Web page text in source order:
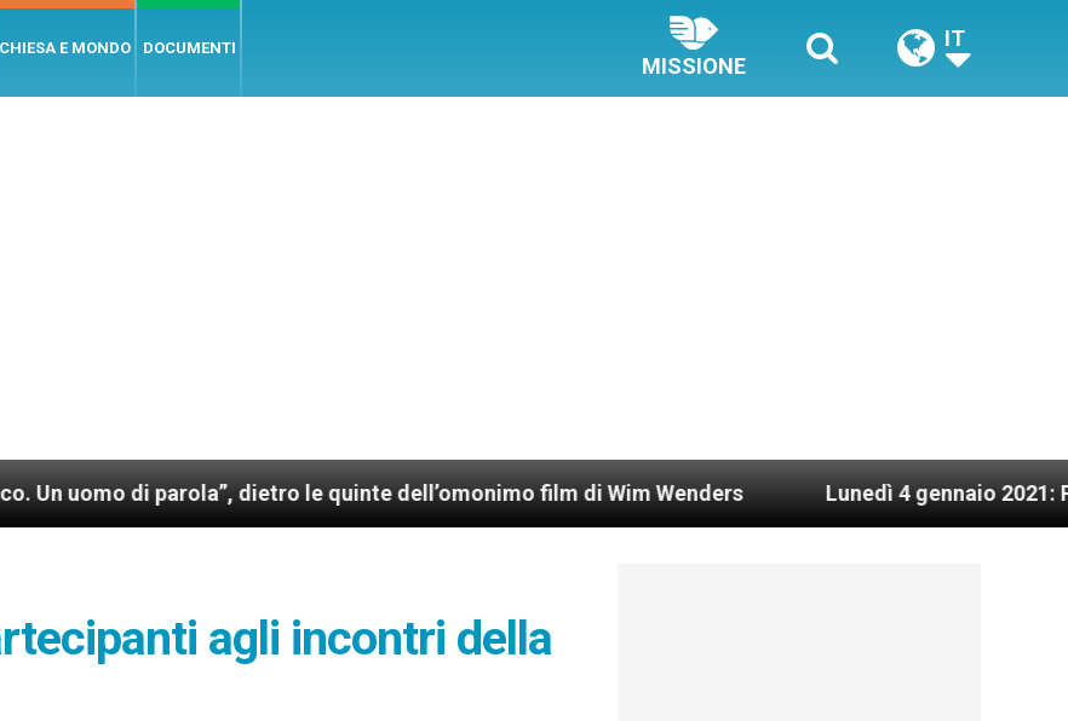
CHIESA E MONDO DOCUMENTI
MISSIONE
IT
di parola”, dietro le quinte dell’omonimo film di Wim Wenders Lunedì 4 gennaio 2021: Possesso
agli incontri della